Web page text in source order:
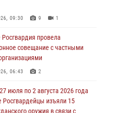
09:30 9 1
провела
совещание с частными
06:43 2
июля по 2 августа 2026 года
Росгвардейцы изъяли 15
оружия в связи с